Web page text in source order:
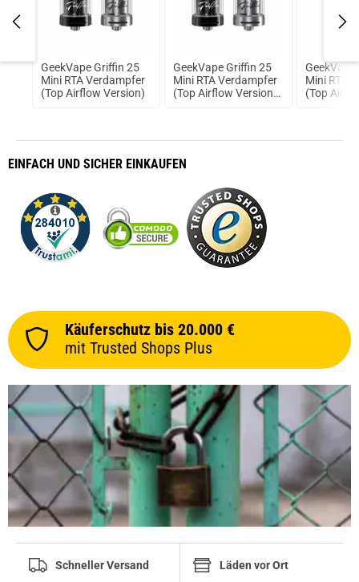
GeekVape Griffin 25
Mini RTA Verdampfer
(Top Airflow Version)
GeekVape Griffin 25
Mini RTA Verdampfer
(Top Airflow Version)
Mini RTA
(Top
EINFACH UND SICHER EINKAUFEN
Käuferschutz bis 20.000 €
mit Trusted Shops Plus
Schneller Versand Läden vor Ort